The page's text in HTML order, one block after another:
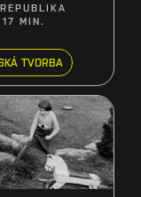
MIN.
TVORBA